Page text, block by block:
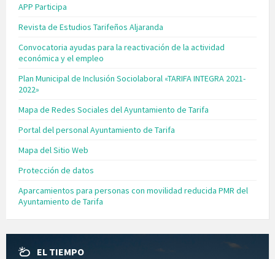
APP Participa
Revista de Estudios Tarifeños Aljaranda
Convocatoria ayudas para la reactivación de la actividad
económica y el empleo
Plan Municipal de Inclusión Sociolaboral «TARIFA INTEGRA 2021-
2022»
Mapa de Redes Sociales del Ayuntamiento de Tarifa
Portal del personal Ayuntamiento de Tarifa
Mapa del Sitio Web
Protección de datos
Aparcamientos para personas con movilidad reducida PMR del
Ayuntamiento de Tarifa
EL TIEMPO